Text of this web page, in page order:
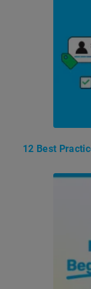
12 Best